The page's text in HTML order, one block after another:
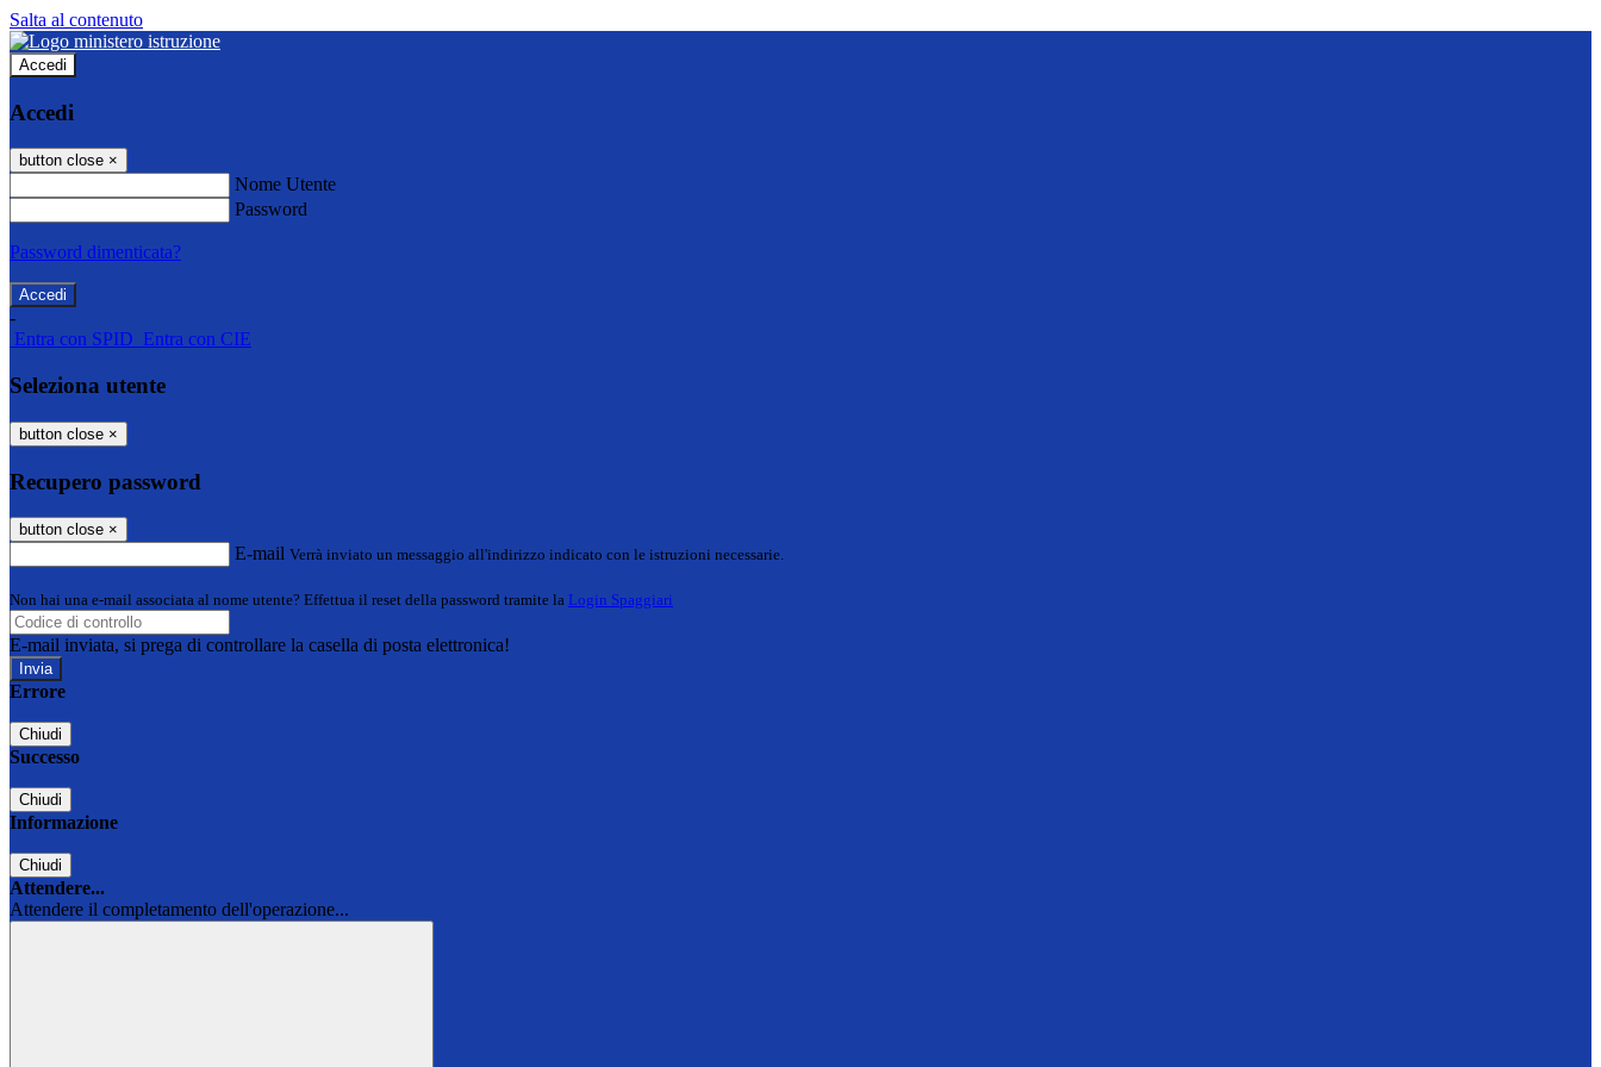
Salta al contenuto
Accedi
Accedi
button close ×
Nome Utente
Password
Password dimenticata?
-
Entra con SPID Entra con CIE
Seleziona utente
button close ×
Recupero password
button close ×
E-mail Verrà inviato un messaggio all'indirizzo indicato con le istruzioni necessarie.
Non hai una e-mail associata al nome utente? Effettua il reset della password tramite la Login Spaggiari
E-mail inviata, si prega di controllare la casella di posta elettronica!
Errore
Chiudi
Successo
Chiudi
Informazione
Chiudi
Attendere...
Attendere il completamento dell'operazione...